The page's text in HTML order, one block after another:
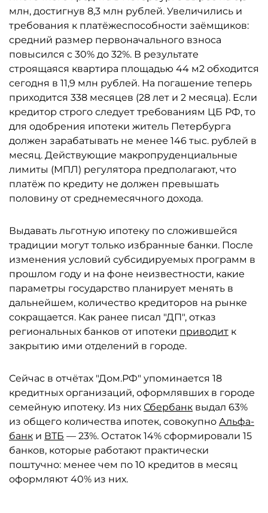
млн, достигнув 8,3 млн рублей. Увеличились и
требования к платёжеспособности заёмщиков:
средний размер первоначального взноса
повысился с 30% до 32%. В результате
строящаяся квартира площадью 44 м2 обходится
сегодня в 11,9 млн рублей. На погашение теперь
приходится 338 месяцев (28 лет и 2 месяца). Если
кредитор строго следует требованиям ЦБ РФ, то
для одобрения ипотеки житель Петербурга
должен зарабатывать не менее 146 тыс. рублей в
месяц. Действующие макропруденциальные
лимиты (МПЛ) регулятора предполагают, что
платёж по кредиту не должен превышать
половину от среднемесячного дохода.
Выдавать льготную ипотеку по сложившейся
традиции могут только избранные банки. После
изменения условий субсидируемых программ в
прошлом году и на фоне неизвестности, какие
параметры государство планирует менять в
дальнейшем, количество кредиторов на рынке
сокращается. Как ранее писал "ДП", отказ
региональных банков от ипотеки приводит к
закрытию ими отделений в городе.
Сейчас в отчётах "Дом.РФ" упоминается 18
кредитных организаций, оформлявших в городе
семейную ипотеку. Из них Сбербанк выдал 63%
из общего количества ипотек, совокупно Альфа-
банк и ВТБ — 23%. Остаток 14% сформировали 15
банков, которые работают практически
поштучно: менее чем по 10 кредитов в месяц
оформляют 40% из них.